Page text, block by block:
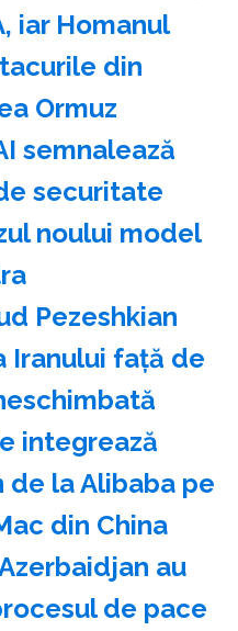
iar Homanul
din
Ormuz
semnalează
securitate
noului model
Pezeshkian
Iranului faţă de
integrează
de la Alibaba pe
din China
au
de pace